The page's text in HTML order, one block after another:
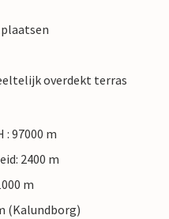
overdekt terras
: 97000 m
2400 m
m
(Kalundborg)